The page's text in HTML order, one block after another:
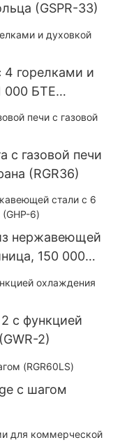
(GSPR-33)
4 горелками и
000 БТЕ
с газовой печи
(RGR36)
нержавеющей
150 000
с функцией
2)
с шагом